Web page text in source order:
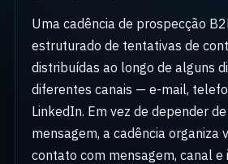
Uma cadência de prospecção
estruturado de tentativas de
distribuídas ao longo de alguns
diferentes canais — e-mail,
LinkedIn. Em vez de depender
mensagem, a cadência organiza
contato com mensagem, canal e